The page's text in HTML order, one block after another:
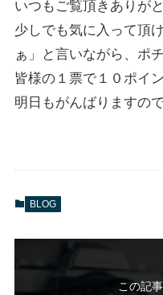
いつもご覧頂きありが
少しでも気に入って頂
ぁ」と言いながら、ポ
皆様の１票で１０ポイ
明日もがんばりますの
BLOG
この記